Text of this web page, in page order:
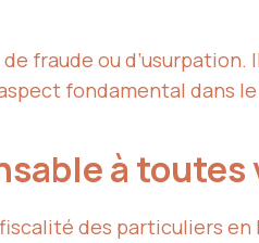
fraude ou
fondamental dans
à toutes
des particuliers en